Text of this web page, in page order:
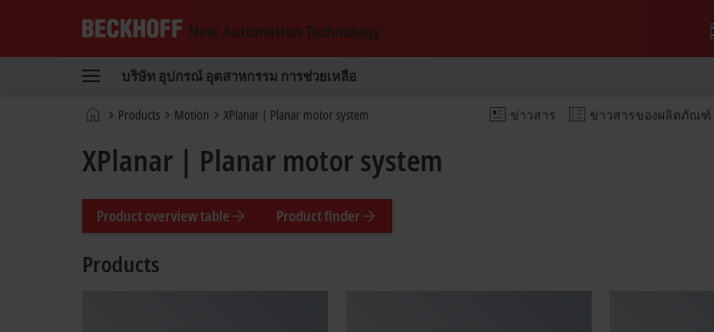
New
Technology
บริษัท อุปกรณ์ อุตสาหกรรม การช่วยเหลือ
ข่าวสาร ข่าวสารของผลิตภัณฑ์
หน้า
Products Motion XPlanar | Planar motor system
XPlanar | Planar motor system
Product overview table Product finder
Products